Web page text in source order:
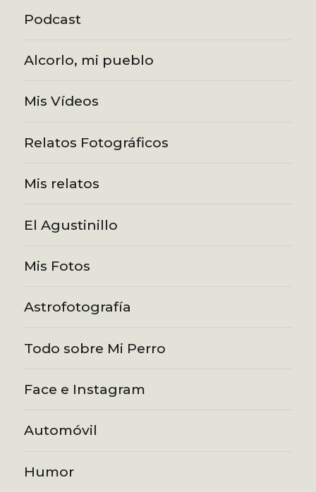
Podcast
Alcorlo, mi pueblo
Mis Vídeos
Relatos Fotográficos
Mis relatos
El Agustinillo
Mis Fotos
Astrofotografía
Todo sobre Mi Perro
Face e Instagram
Automóvil
Humor